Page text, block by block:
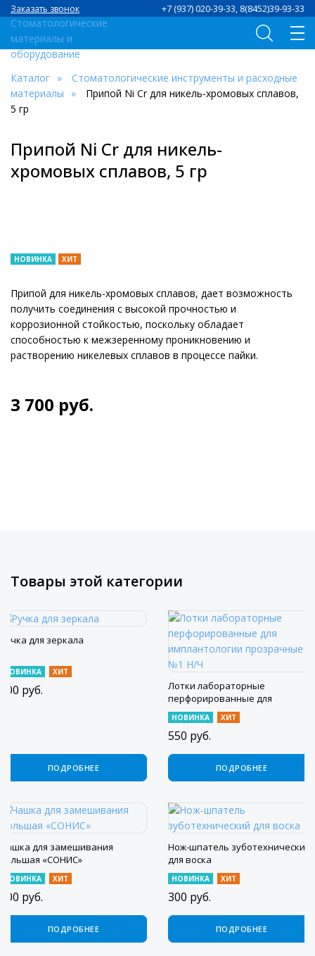
+7 (937) 020-39-33, 8(8452)39-93-33
Заказать звонок
Каталог
Стоматологические инструменты и расходные
материалы
Припой Ni Cr для никель-хромовых сплавов,
5 гр
Припой Ni Cr для никель-
хромовых сплавов, 5 гр
НОВИНКА ХИТ
Припой для никель-хромовых сплавов, дает возможность
получить соединения с высокой прочностью и
коррозионной стойкостью, поскольку обладает
способностью к межзеренному проникновению и
растворению никелевых сплавов в процессе пайки.
3 700 руб.
Товары этой категории
Ручка для зеркала
НОВИНКА ХИТ
100 руб.
ПОДРОБНЕЕ
Лотки лабораторные
перфорированные для
имплантологии прозрачные №1
Н/Ч
НОВИНКА ХИТ
550 руб.
ПОДРОБНЕЕ
Чашка для замешивания
большая «СОНИС»
НОВИНКА ХИТ
300 руб.
ПОДРОБНЕЕ
Нож-шпатель зуботехнический
для воска
НОВИНКА ХИТ
300 руб.
ПОДРОБНЕЕ